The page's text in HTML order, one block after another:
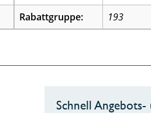
Rabattgruppe:
193
Schnell